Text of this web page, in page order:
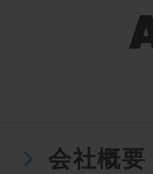
会社概要